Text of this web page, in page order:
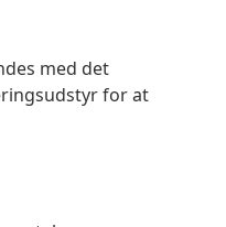
med det
for at